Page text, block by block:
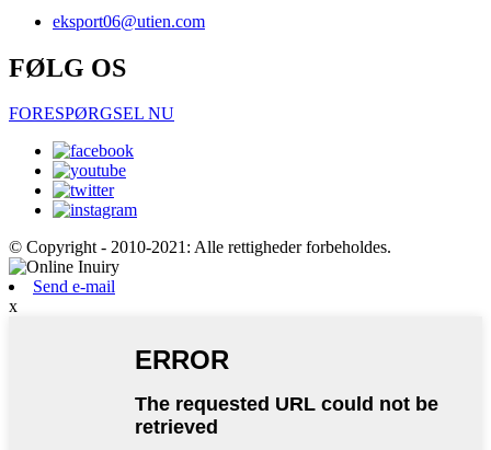
eksport06@utien.com
FØLG OS
FORESPØRGSEL NU
© Copyright - 2010-2021: Alle rettigheder forbeholdes.
Send e-mail
x